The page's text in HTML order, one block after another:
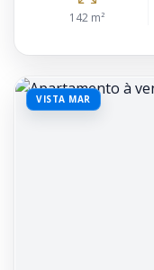
142 m²
VISTA MAR